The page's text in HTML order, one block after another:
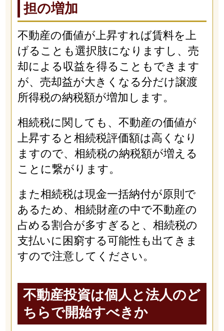
担の増加
不動産の価値が上昇すれば賃料を上
げることも選択肢になりますし、売
却による収益を得ることもできます
が、売却益が大きくなる分だけ譲渡
所得税の納税額が増加します。
相続税に関しても、不動産の価値が
上昇すると相続税評価額は高くなり
ますので、相続税の納税額が増える
ことに繋がります。
また相続税は現金一括納付が原則で
あるため、相続財産の中で不動産の
占める割合が多すぎると、相続税の
支払いに困窮する可能性も出てきま
すので注意してください。
不動産投資は個人と法人のど
ちらで開始すべきか